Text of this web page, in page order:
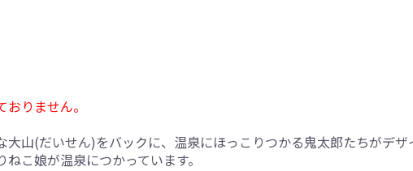
りません。
大山(だいせん)をバックに、温泉にほっこりつかる鬼太郎たちがデザ
こ娘が温泉につかっています。